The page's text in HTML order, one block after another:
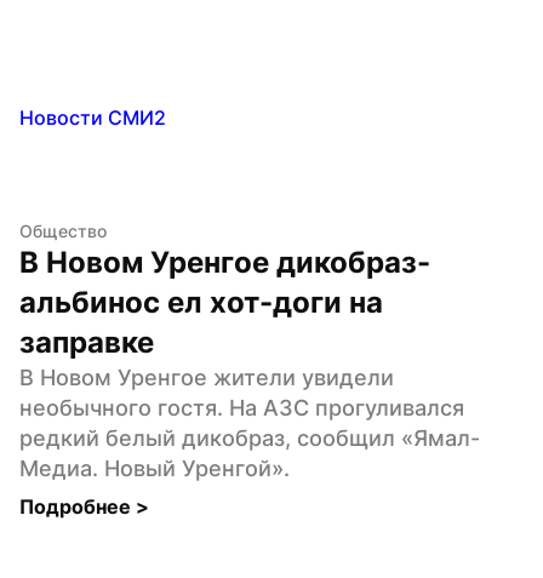
Новости СМИ2
Общество
В Новом Уренгое дикобраз-
альбинос ел хот-доги на
заправке
В Новом Уренгое жители увидели
необычного гостя. На АЗС прогуливался
редкий белый дикобраз, сообщил «Ямал-
Медиа. Новый Уренгой».
Подробнее >